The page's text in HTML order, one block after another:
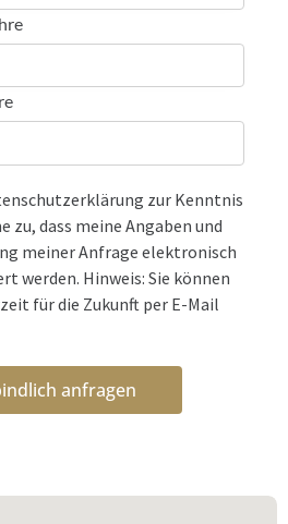
zur Kenntnis
zu, dass meine Angaben und
meiner Anfrage elektronisch
werden. Hinweis: Sie können
für die Zukunft per E-Mail
anfragen